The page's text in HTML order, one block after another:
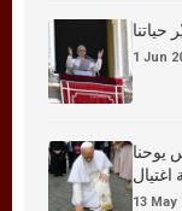
حياتنا
1 Jun
يوحنا
13 May